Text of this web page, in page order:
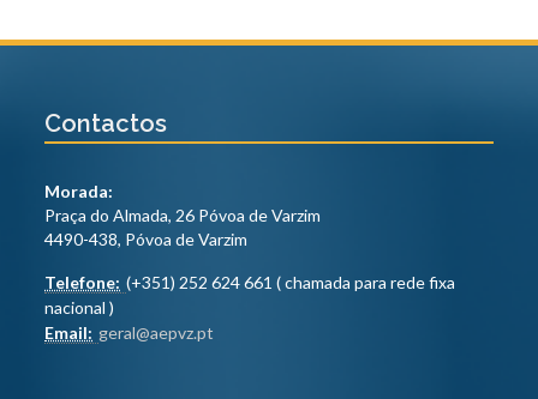
Contactos
Morada:
Praça do Almada, 26 Póvoa de Varzim
4490-438, Póvoa de Varzim
Telefone: (+351) 252 624 661 ( chamada para rede fixa
nacional )
Email: geral@aepvz.pt